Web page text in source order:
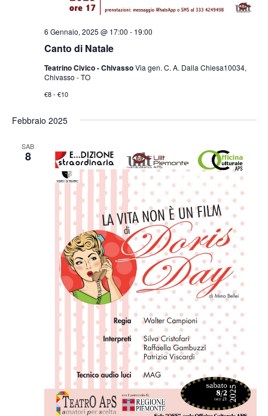
Canto di Natale
6 Gennaio, 2025 @ 17:00 - 19:00
Teatrino Civico - ChivassoVia gen. C. A. Dalla Chiesa10034,
Chivasso - TO
€8 - €10
Febbraio 2025
SAB
8